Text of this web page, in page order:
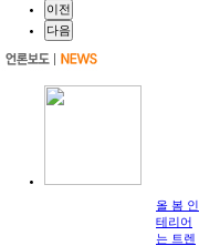
언론보도자료
오시는길
이전
다음
올 봄 인
테리어
는 트렌